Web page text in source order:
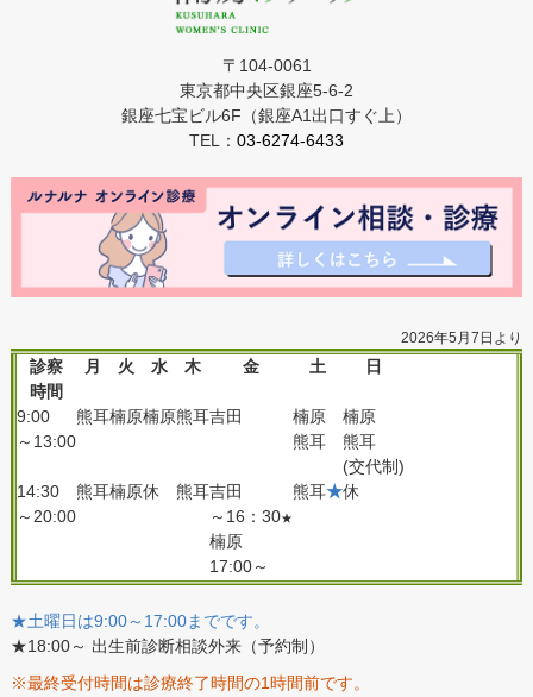
〒104-0061
東京都中央区銀座5-6-2
銀座七宝ビル6F（銀座A1出口すぐ上）
TEL： 03-6274-6433
2026年5月7日より
診察
時間
月 火 水 木 金 土 日
9:00
～13:00
熊耳楠原楠原熊耳吉田
楠原
熊耳
楠原
熊耳
(交代制)
14:30
～20:00
熊耳楠原休 熊耳吉田
～16：30★
熊耳★休
楠原
17:00～
★土曜日は9:00～17:00までです。
★18:00～ 出生前診断相談外来（予約制）
※最終受付時間は診療終了時間の1時間前です。